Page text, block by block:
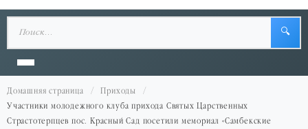
🔍
Домашняя страница
Приходы
Участники молодежного клуба прихода Святых Царственных
Страстотерпцев пос. Красный Сад посетили мемориал «Самбекские